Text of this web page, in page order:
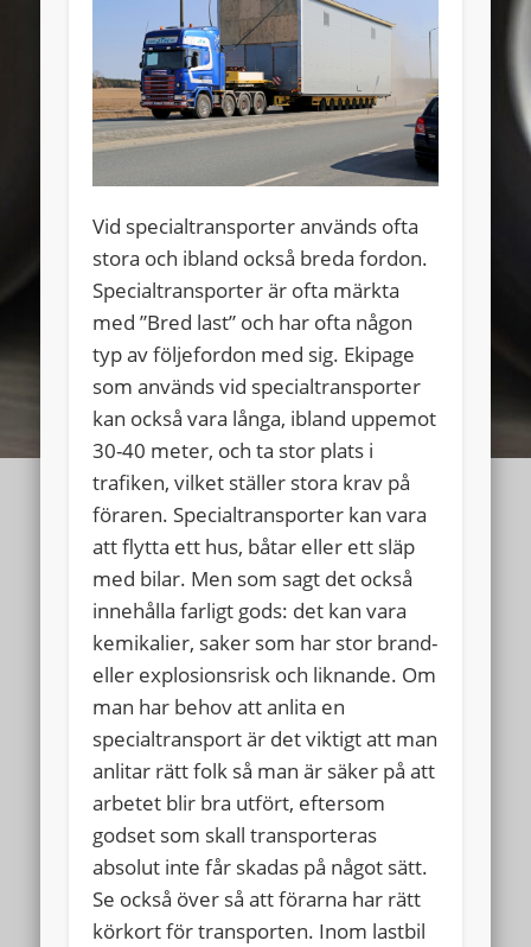
Vid specialtransporter används ofta
stora och ibland också breda fordon.
Specialtransporter är ofta märkta
med ”Bred last” och har ofta någon
typ av följefordon med sig. Ekipage
som används vid specialtransporter
kan också vara långa, ibland uppemot
30-40 meter, och ta stor plats i
trafiken, vilket ställer stora krav på
föraren. Specialtransporter kan vara
att flytta ett hus, båtar eller ett släp
med bilar. Men som sagt det också
innehålla farligt gods: det kan vara
kemikalier, saker som har stor brand-
eller explosionsrisk och liknande. Om
man har behov att anlita en
specialtransport är det viktigt att man
anlitar rätt folk så man är säker på att
arbetet blir bra utfört, eftersom
godset som skall transporteras
absolut inte får skadas på något sätt.
Se också över så att förarna har rätt
körkort för transporten. Inom lastbil